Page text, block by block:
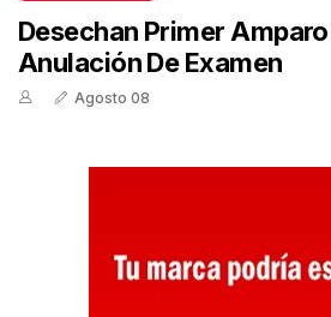
Desechan Primer
Anulación De Examen
Agosto 08